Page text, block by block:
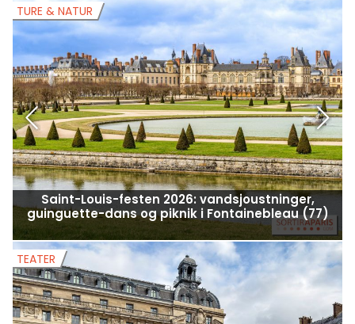
Saint-Louis-festen 2026: vandsjoustninger,
guinguette-dans og piknik i Fontainebleau (77)
TURE & NATUR
TEATER